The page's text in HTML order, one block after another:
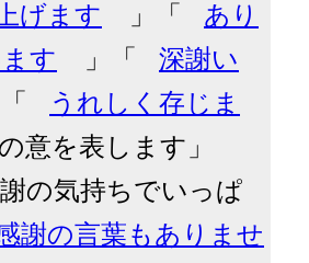
げます 」「
あり
す
」「
深謝い
うれしく存じま
意を表します」
の気持ちでいっぱ
謝の言葉もありませ